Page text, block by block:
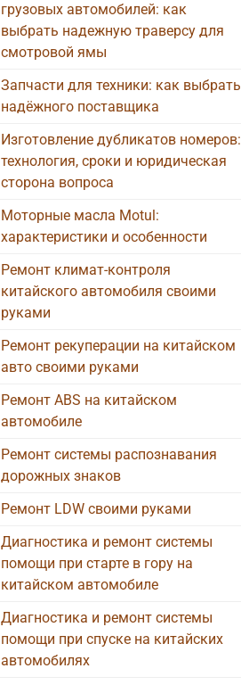
грузовых автомобилей: как
выбрать надежную траверсу для
смотровой ямы
Запчасти для техники: как выбрать
надёжного поставщика
Изготовление дубликатов номеров:
технология, сроки и юридическая
сторона вопроса
Моторные масла Motul:
характеристики и особенности
Ремонт климат-контроля
китайского автомобиля своими
руками
Ремонт рекуперации на китайском
авто своими руками
Ремонт ABS на китайском
автомобиле
Ремонт системы распознавания
дорожных знаков
Ремонт LDW своими руками
Диагностика и ремонт системы
помощи при старте в гору на
китайском автомобиле
Диагностика и ремонт системы
помощи при спуске на китайских
автомобилях